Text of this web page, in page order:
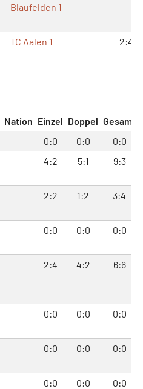
Blaufelden 1
TC Aalen 1 2:4
Nation Einzel Doppel Gesamt
0:0 0:0
0:0
4:2 5:1 9:3
2:2 1:2 3:4
0:0 0:0 0:0
2:4 4:2 6:6
0:0 0:0 0:0
0:0 0:0 0:0
0:0 0:0
0:0